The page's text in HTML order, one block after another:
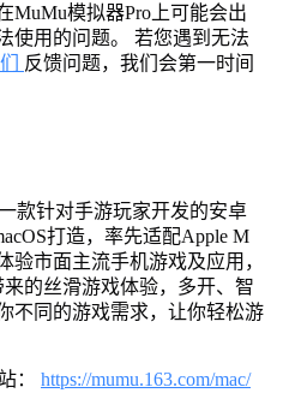
MuMu模拟器Pro上可能会出
使用的问题。 若您遇到无法
反馈问题，我们会第一时间
款针对手游玩家开发的安卓
打造，率先适配Apple M
验市面主流手机游戏及应用，
的丝滑游戏体验，多开、智
不同的游戏需求，让你轻松游
： https://mumu.163.com/mac/